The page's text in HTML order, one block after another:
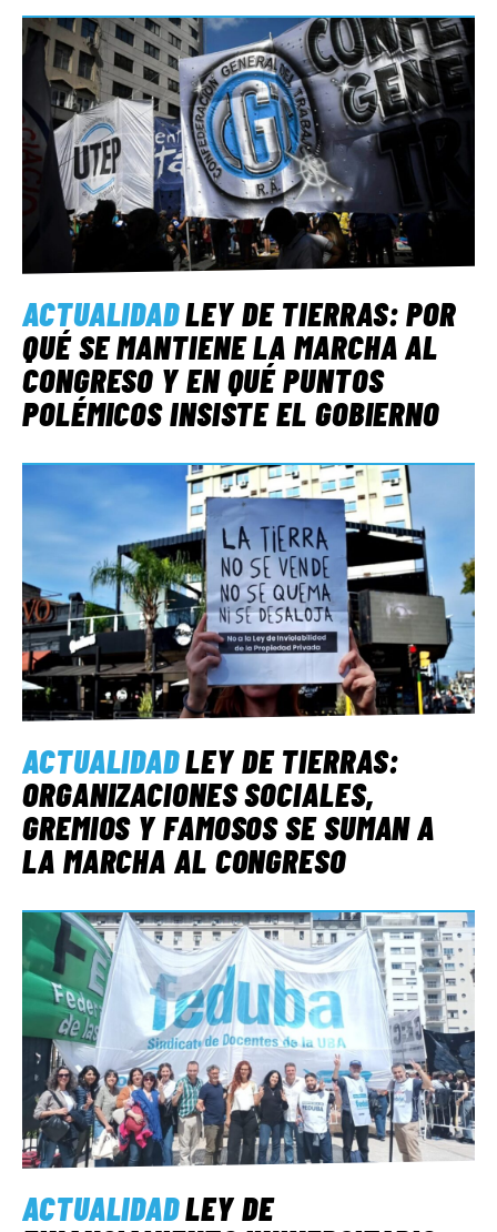
ACTUALIDADLEY DE TIERRAS: POR
QUÉ SE MANTIENE LA MARCHA AL
CONGRESO Y EN QUÉ PUNTOS
POLÉMICOS INSISTE EL GOBIERNO
ACTUALIDADLEY DE TIERRAS:
ORGANIZACIONES SOCIALES,
GREMIOS Y FAMOSOS SE SUMAN A
LA MARCHA AL CONGRESO
ACTUALIDADLEY DE